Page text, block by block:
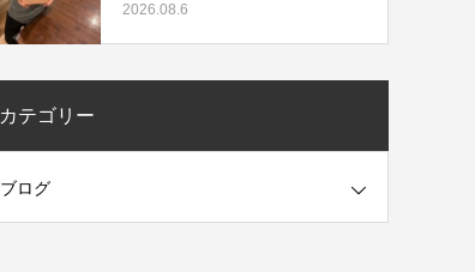
2026.08.6
カテゴリー
ブログ